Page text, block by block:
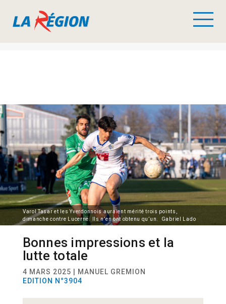
Varol Tasar et les Yverdonnois auraient mérité trois points,
dimanche contre Lucerne. Ils n’en ont obtenu qu’un. Gabriel Lado
Bonnes impressions et la
lutte totale
4 MARS 2025 | MANUEL GREMION
EDITION N°3904